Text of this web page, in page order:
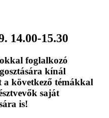
14.00-15.30
foglalkozó
kínál
a következő témákkal
saját
is!